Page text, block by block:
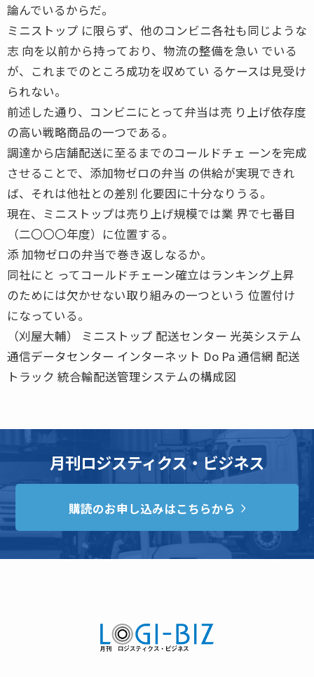
論んでいるからだ。
ミニストップ に限らず、他のコンビニ各社も同じような
志 向を以前から持っており、物流の整備を急い でいる
が、これまでのところ成功を収めてい るケースは見受け
られない。
前述した通り、コンビニにとって弁当は売 り上げ依存度
の高い戦略商品の一つである。
調達から店舗配送に至るまでのコールドチェ ーンを完成
させることで、添加物ゼロの弁当 の供給が実現できれ
ば、それは他社との差別 化要因に十分なりうる。
現在、ミニストップは売り上げ規模では業 界で七番目
（二〇〇〇年度）に位置する。
添 加物ゼロの弁当で巻き返しなるか。
同社にと ってコールドチェーン確立はランキング上昇
のためには欠かせない取り組みの一つという 位置付け
になっている。
（刈屋大輔） ミニストップ 配送センター 光英システム
通信データセンター インターネット Do Pa 通信網 配送
トラック 統合輸配送管理システムの構成図
月刊ロジスティクス・ビジネス
購読のお申し込みはこちらから